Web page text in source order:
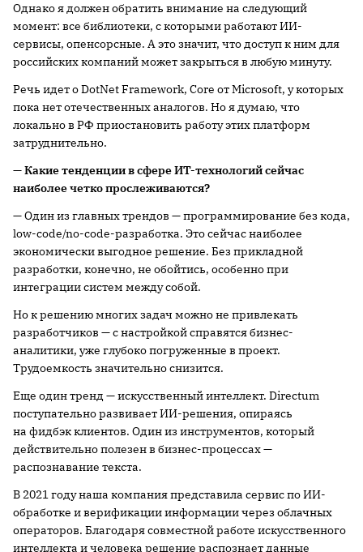
Однако я должен обратить внимание на следующий
момент: все библиотеки, с которыми работают ИИ-
сервисы, опенсорсные. А это значит, что доступ к ним для
российских компаний может закрыться в любую минуту.
Речь идет о DotNet Framework, Core от Microsoft, у которых
пока нет отечественных аналогов. Но я думаю, что
локально в РФ приостановить работу этих платформ
затруднительно.
— Какие тенденции в сфере ИТ-технологий сейчас
наиболее четко прослеживаются?
— Один из главных трендов — программирование без кода,
low-code/no-code-разработка. Это сейчас наиболее
экономически выгодное решение. Без прикладной
разработки, конечно, не обойтись, особенно при
интеграции систем между собой.
Но к решению многих задач можно не привлекать
разработчиков — с настройкой справятся бизнес-
аналитики, уже глубоко погруженные в проект.
Трудоемкость значительно снизится.
Еще один тренд — искусственный интеллект. Directum
поступательно развивает ИИ-решения, опираясь
на фидбэк клиентов. Один из инструментов, который
действительно полезен в бизнес-процессах —
распознавание текста.
В 2021 году наша компания представила сервис по ИИ-
обработке и верификации информации через облачных
операторов. Благодаря совместной работе искусственного
интеллекта и человека решение распознает данные